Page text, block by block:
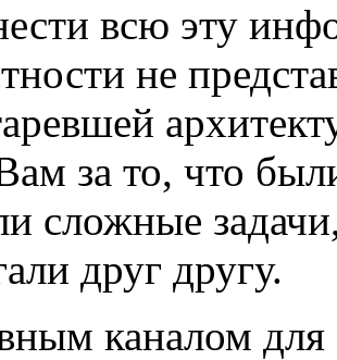
всю эту
не
за то, что
сложные
друг другу.
каналом